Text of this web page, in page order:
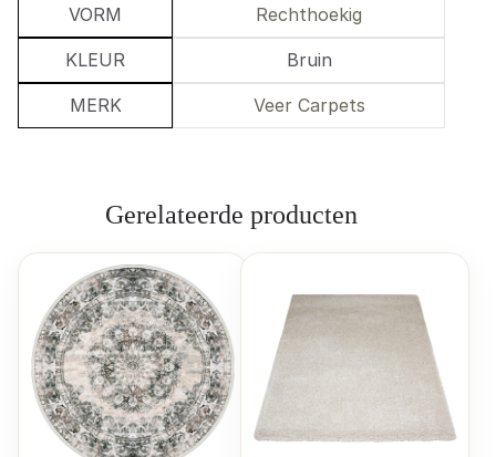
VORM Rechthoekig
KLEUR Bruin
MERK Veer Carpets
Gerelateerde producten